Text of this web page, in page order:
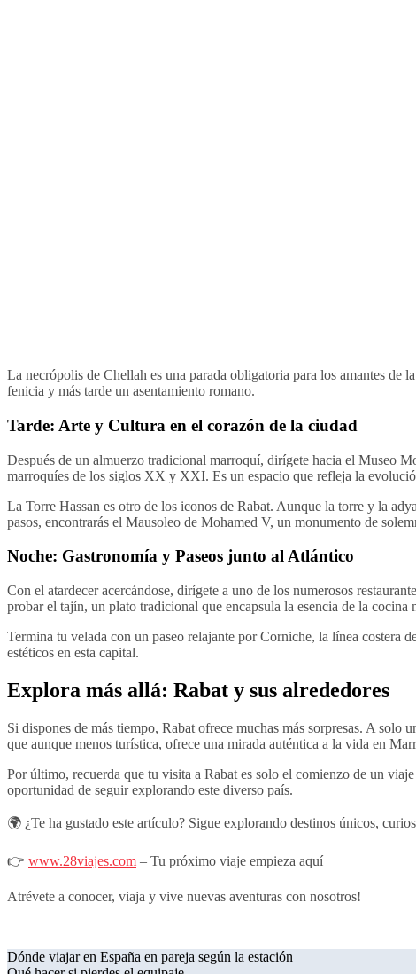
La necrópolis de Chellah es una parada obligatoria para los amantes
fenicia y más tarde un asentamiento romano.
Tarde: Arte y Cultura en el corazón de la ciudad
Después de un almuerzo tradicional marroquí, dirígete hacia el Museo
marroquíes de los siglos XX y XXI. Es un espacio que refleja la
La Torre Hassan es otro de los iconos de Rabat. Aunque la torre y la
pasos, encontrarás el Mausoleo de Mohamed V, un monumento de
Noche: Gastronomía y Paseos junto al Atlántico
Con el atardecer acercándose, dirígete a uno de los numerosos
probar el tajín, un plato tradicional que encapsula la esencia de la cocina
Termina tu velada con un paseo relajante por Corniche, la línea costera
estéticos en esta capital.
Explora más allá: Rabat y sus alrededores
Si dispones de más tiempo, Rabat ofrece muchas más sorpresas. A solo
que aunque menos turística, ofrece una mirada auténtica a la vida en
Por último, recuerda que tu visita a Rabat es solo el comienzo de un
oportunidad de seguir explorando este diverso país.
🌍 ¿Te ha gustado este artículo? Sigue explorando destinos únicos,
👉 www.28viajes.com – Tu próximo viaje empieza aquí
Atrévete a conocer, viaja y vive nuevas aventuras con nosotros!
Navegación
Dónde viajar en España en pareja según la estación